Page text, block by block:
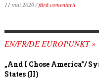
11 mai 2026 /fără comentarii
EN/FR/DE EUROPUNKT »
„And I Chose America”/
States (II)